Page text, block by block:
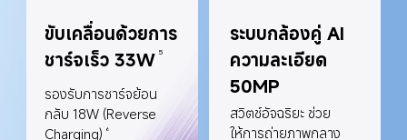
ขับเคลื่อนด้วยการ
ชาร์จเร็ว 33W 5
รองรับการชาร์จย้อน
กลับ 18W (Reverse
Charging)
6
ระบบกล้องคู่ AI
ความละเอียด
50MP
สวิตช์อัจฉริยะ ช่วย
ให้การถ่ายภาพกลาง